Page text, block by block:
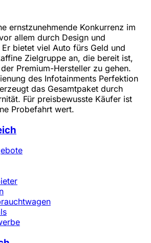
ernstzunehmende Konkurrenz im
allem durch Design und
bietet viel Auto fürs Geld und
Zielgruppe an, die bereit ist,
Premium-Hersteller zu gehen.
des Infotainments Perfektion
das Gesamtpaket durch
Für preisbewusste Käufer ist
Probefahrt wert.